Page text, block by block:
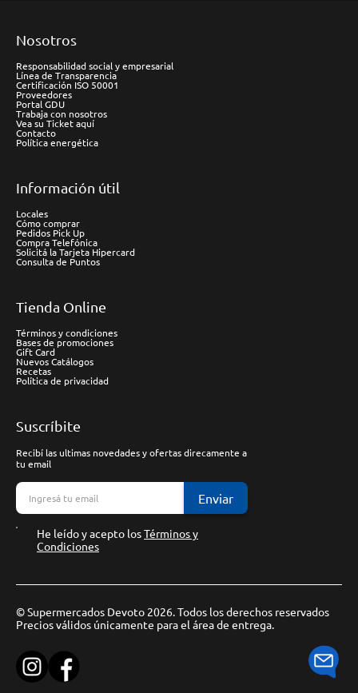
Nosotros
Responsabilidad social y empresarial
Línea de Transparencia
Certificación ISO 50001
Proveedores
Portal GDU
Trabaja con nosotros
Vea su Ticket aquí
Contacto
Política energética
Información útil
Locales
Cómo comprar
Pedidos Pick Up
Compra Telefónica
Solicitá la Tarjeta Hipercard
Consulta de Puntos
Tienda Online
Términos y condiciones
Bases de promociones
Gift Card
Nuevos Catálogos
Recetas
Política de privacidad
Suscríbite
Recibí las ultimas novedades y ofertas direcamente a
tu email
Enviar
He leído y acepto losTérminos y
Condiciones
© Supermercados Devoto 2026. Todos los derechos reservados
Precios válidos únicamente para el área de entrega.